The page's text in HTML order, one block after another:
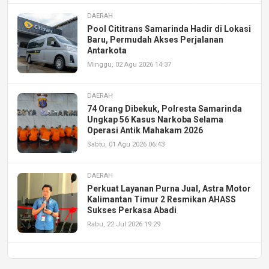
DAERAH
Pool Cititrans Samarinda Hadir di Lokasi
Baru, Permudah Akses Perjalanan
Antarkota
Minggu, 02 Agu 2026 14:37
DAERAH
74 Orang Dibekuk, Polresta Samarinda
Ungkap 56 Kasus Narkoba Selama
Operasi Antik Mahakam 2026
Sabtu, 01 Agu 2026 06:43
DAERAH
Perkuat Layanan Purna Jual, Astra Motor
Kalimantan Timur 2 Resmikan AHASS
Sukses Perkasa Abadi
Rabu, 22 Jul 2026 19:29